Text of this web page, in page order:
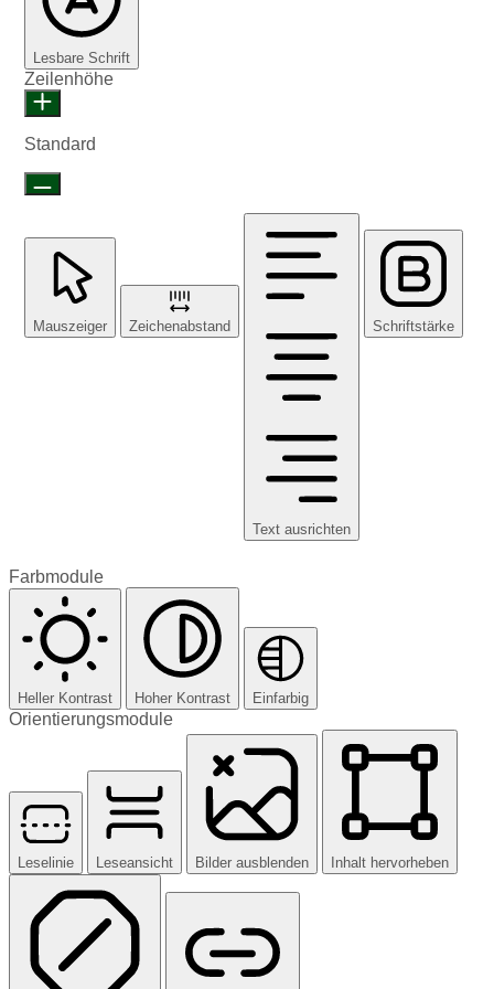
Lesbare Schrift
Zeilenhöhe
Standard
Mauszeiger Zeichenabstand
Text ausrichten
Schriftstärke
Farbmodule
Heller Kontrast Hoher Kontrast Einfarbig
Orientierungsmodule
Leselinie Leseansicht Bilder ausblenden Inhalt hervorheben